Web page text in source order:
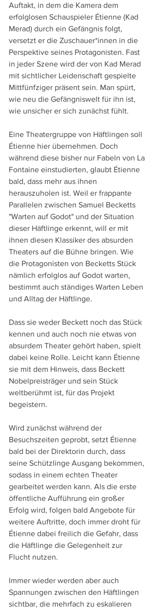
Auftakt, in dem die Kamera dem
erfolglosen Schauspieler Étienne (Kad
Merad) durch ein Gefängnis folgt,
versetzt er die Zuschauer*innen in die
Perspektive seines Protagonisten. Fast
in jeder Szene wird der von Kad Merad
mit sichtlicher Leidenschaft gespielte
Mittfünfziger präsent sein. Man spürt,
wie neu die Gefängniswelt für ihn ist,
wie unsicher er sich zunächst fühlt.
Eine Theatergruppe von Häftlingen soll
Étienne hier übernehmen. Doch
während diese bisher nur Fabeln von La
Fontaine einstudierten, glaubt Étienne
bald, dass mehr aus ihnen
herauszuholen ist. Weil er frappante
Parallelen zwischen Samuel Becketts
"Warten auf Godot" und der Situation
dieser Häftlinge erkennt, will er mit
ihnen diesen Klassiker des absurden
Theaters auf die Bühne bringen. Wie
die Protagonisten von Becketts Stück
nämlich erfolglos auf Godot warten,
bestimmt auch ständiges Warten Leben
und Alltag der Häftlinge.
Dass sie weder Beckett noch das Stück
kennen und auch noch nie etwas von
absurdem Theater gehört haben, spielt
dabei keine Rolle. Leicht kann Étienne
sie mit dem Hinweis, dass Beckett
Nobelpreisträger und sein Stück
weltberühmt ist, für das Projekt
begeistern.
Wird zunächst während der
Besuchszeiten geprobt, setzt Étienne
bald bei der Direktorin durch, dass
seine Schützlinge Ausgang bekommen,
sodass in einem echten Theater
gearbeitet werden kann. Als die erste
öffentliche Aufführung ein großer
Erfolg wird, folgen bald Angebote für
weitere Auftritte, doch immer droht für
Étienne dabei freilich die Gefahr, dass
die Häftlinge die Gelegenheit zur
Flucht nutzen.
Immer wieder werden aber auch
Spannungen zwischen den Häftlingen
sichtbar, die mehrfach zu eskalieren